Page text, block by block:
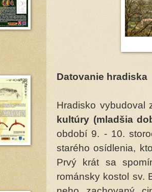
Datovanie hradiska
Hradisko
kultúry (mladšia
období 9. - 10.
starého osídlenia,
Prvý krát sa
románsky kostol sv.